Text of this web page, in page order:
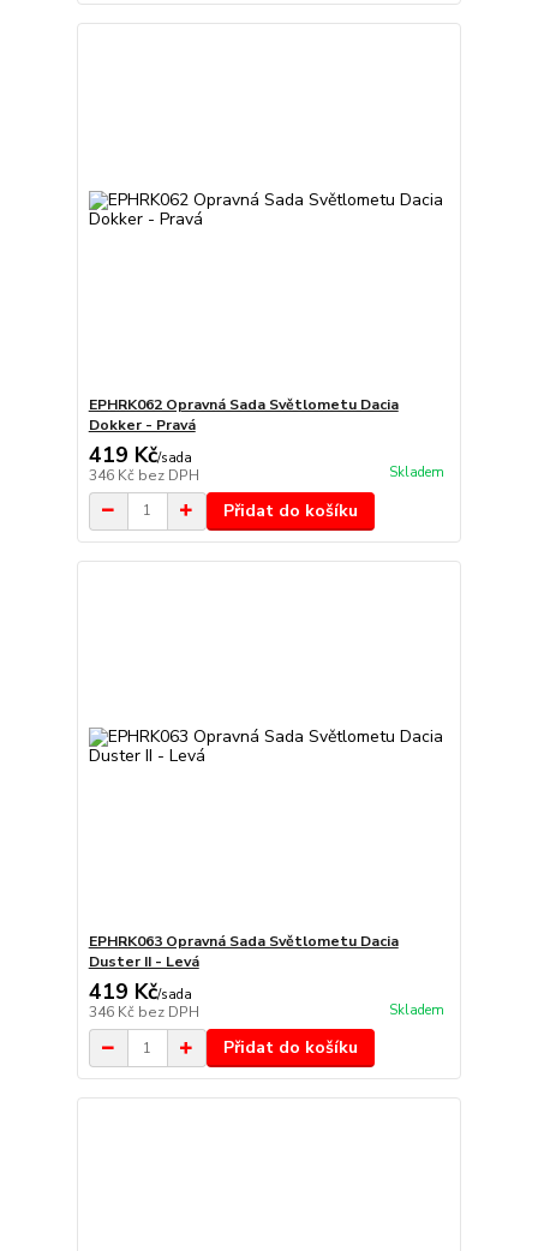
EPHRK062 Opravná Sada Světlometu Dacia
Dokker - Pravá
419 Kč/sada
346 Kč bez DPH Skladem
Přidat do košíku
EPHRK063 Opravná Sada Světlometu Dacia
Duster II - Levá
419 Kč/sada
346 Kč bez DPH Skladem
Přidat do košíku